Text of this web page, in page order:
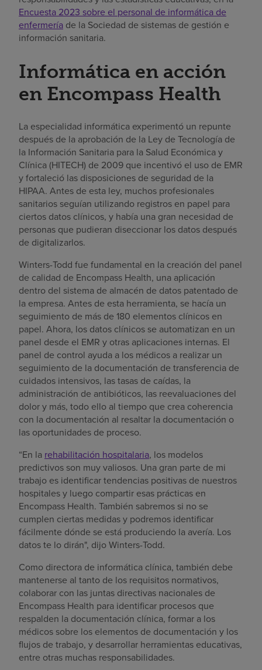
Encuesta 2023 sobre el personal de informática de
enfermería de la Sociedad de sistemas de gestión e
información sanitaria.
Informática en acción
en Encompass Health
La especialidad informática experimentó un repunte
después de la aprobación de la Ley de Tecnología de
la Información Sanitaria para la Salud Económica y
Clínica (HITECH) de 2009 que incentivó el uso de EMR
y fortaleció las disposiciones de seguridad de la
HIPAA. Antes de esta ley, muchos profesionales
sanitarios seguían utilizando registros en papel para
ciertos datos clínicos, y había una gran necesidad de
personas que pudieran diseccionar los datos después
de digitalizarlos.
Winters-Todd fue fundamental en la creación del panel
de calidad de Encompass Health, una aplicación
dentro del sistema de almacén de datos patentado de
la empresa. Antes de esta herramienta, se hacía un
seguimiento de más de 180 elementos clínicos en
papel. Ahora, los datos clínicos se automatizan en un
panel desde el EMR y otras aplicaciones internas. El
panel de control ayuda a los médicos a realizar un
seguimiento de la documentación de transferencia de
cuidados intensivos, las tasas de caídas, la
administración de antibióticos, las reevaluaciones del
dolor y más, todo ello al tiempo que crea coherencia
con la documentación al resaltar la documentación o
las oportunidades de proceso.
“En la rehabilitación hospitalaria, los modelos
predictivos son muy valiosos. Una gran parte de mi
trabajo es identificar tendencias positivas de nuestros
hospitales y luego compartir esas prácticas en
Encompass Health. También sabremos si no se
cumplen ciertas medidas y podremos identificar
fácilmente dónde se está produciendo la avería. Los
datos te lo dirán", dijo Winters-Todd.
Como directora de informática clínica, también debe
mantenerse al tanto de los requisitos normativos,
colaborar con las juntas directivas nacionales de
Encompass Health para identificar procesos que
respalden la documentación clínica, formar a los
médicos sobre los elementos de documentación y los
flujos de trabajo, y desarrollar herramientas educativas,
entre otras muchas responsabilidades.